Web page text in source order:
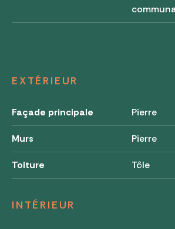
EXTÉRIEUR
Façade principale Pierre
Murs Pierre
Toiture Tôle
INTÉRIEUR